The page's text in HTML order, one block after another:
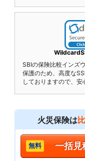
SBIの保険比較インズ
保護のため、高度な
しておりますので、安
火災保険は
一括見